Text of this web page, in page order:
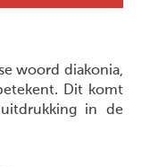
woord diakonia,
Dit komt
in de